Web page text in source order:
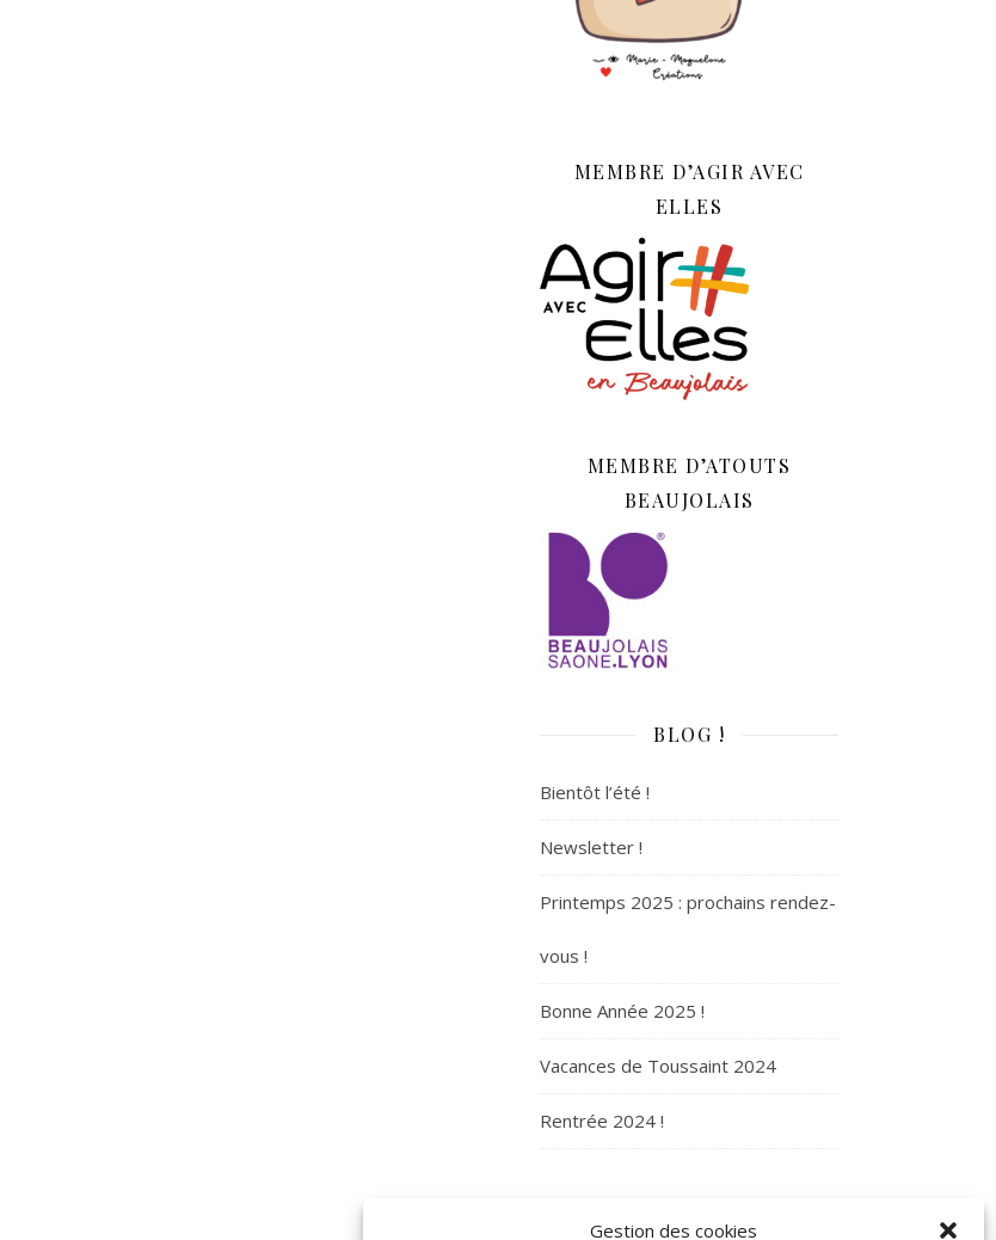
Gestion des cookies
MEMBRE D’AGIR AVEC
ELLES
MEMBRE D’ATOUTS
BEAUJOLAIS
BLOG !
Bientôt l’été !
Newsletter !
Printemps 2025 : prochains rendez-
vous !
Bonne Année 2025 !
Vacances de Toussaint 2024
Rentrée 2024 !